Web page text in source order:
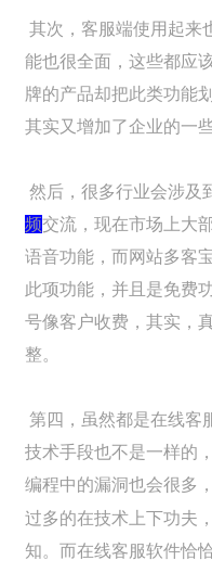
其次，客服端使用起来
能也很全面，这些都应
牌的产品却把此类功能
其实又增加了企业的一
然后，很多行业会涉及
频交流，现在市场上大
语音功能，而网站多客
此项功能，并且是免费
号像客户收费，其实，
整。
第四，虽然都是在线客
技术手段也不是一样的
编程中的漏洞也会很多
过多的在技术上下功夫
知。而在线客服软件恰